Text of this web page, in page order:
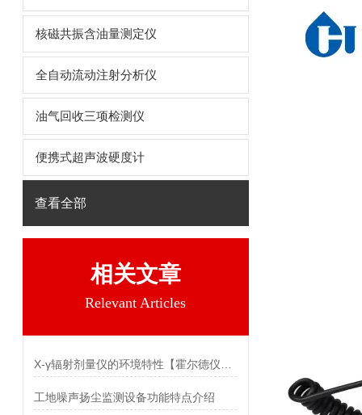
核磁共振含油量测定仪
全自动流动注射分析仪
油气回收三项检测仪
便携式超声波硬度计
查看全部
相关文章
Relevant Articles
工地噪声扬尘监测设备功能特点介绍